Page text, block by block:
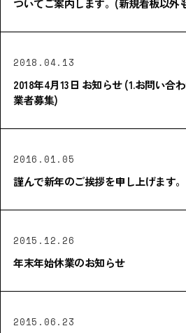
2018.04.13
2018年4月13日 お知らせ (1.お問い合
業者募集)
2016.01.05
謹んで新年のご挨拶を申し上げます。
2015.12.26
年末年始休業のお知らせ
2015.06.23